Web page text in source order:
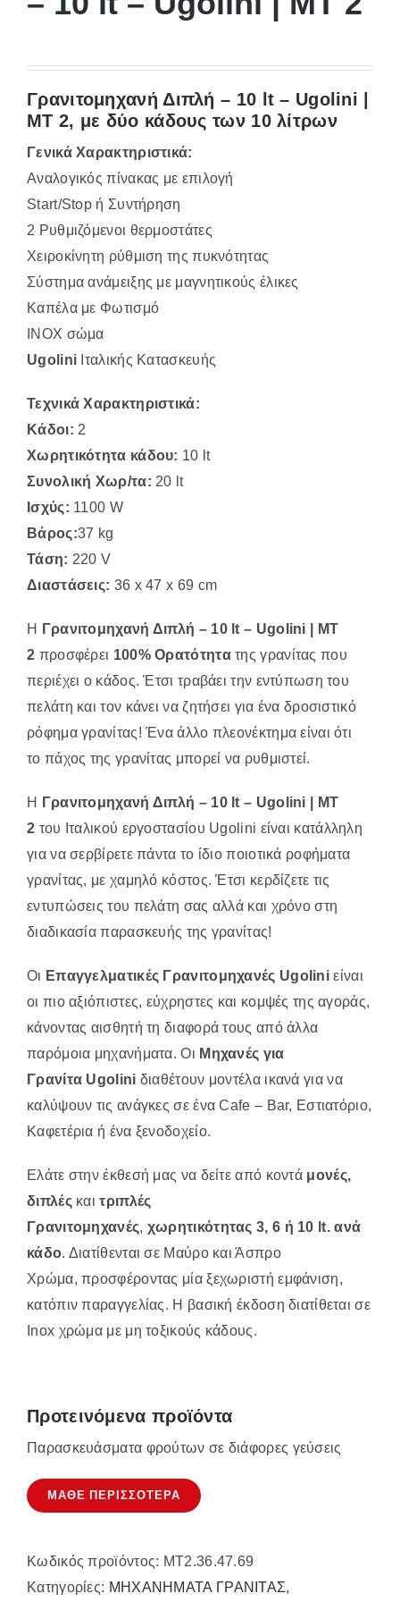
Γρανιτομηχανή Διπλή – 10 lt – Ugolini |
MΤ 2, με δύο κάδους των 10 λίτρων
Γενικά Χαρακτηριστικά:
Αναλογικός πίνακας με επιλογή
Start/Stop ή Συντήρηση
2 Ρυθμιζόμενοι θερμοστάτες
Χειροκίνητη ρύθμιση της πυκνότητας
Σύστημα ανάμειξης με μαγνητικούς έλικες
Καπέλα με Φωτισμό
ΙΝΟΧ σώμα
Ugolini Ιταλικής Κατασκευής
Τεχνικά Χαρακτηριστικά:
Κάδοι: 2
Χωρητικότητα κάδου: 10 lt
Συνολική Χωρ/τα: 20 lt
Ισχύς: 1100 W
Βάρος:37 kg
Τάση: 220 V
Διαστάσεις: 36 x 47 x 69 cm
Η
Γρανιτομηχανή Διπλή – 10 lt – Ugolini | MΤ
2 προσφέρει 100% Ορατότητατης γρανίτας που
περιέχει ο κάδος. Έτσι τραβάει την εντύπωση του
πελάτη και τον κάνει να ζητήσει για ένα δροσιστικό
ρόφημα γρανίτας! Ένα άλλο πλεονέκτημα είναι ότι
το πάχος της γρανίτας μπορεί να ρυθμιστεί.
Η
Γρανιτομηχανή Διπλή – 10 lt – Ugolini | MΤ
2 του Ιταλικού εργοστασίου Ugolini είναι κατάλληλη
για να σερβίρετε πάντα το ίδιο ποιοτικά ροφήματα
γρανίτας, με χαμηλό κόστος. Έτσι κερδίζετε τις
εντυπώσεις του πελάτη σας αλλά και χρόνο στη
διαδικασία παρασκευής της γρανίτας!
Οι Eπαγγελματικές Γρανιτομηχανές Ugolini είναι
οι πιο αξιόπιστες, εύχρηστες και κομψές της αγοράς,
κάνοντας αισθητή τη διαφορά τους από άλλα
παρόμοια μηχανήματα. Οι Μηχανές για
Γρανίτα Ugolini διαθέτουν μοντέλα ικανά για να
καλύψουν τις ανάγκες σε ένα Cafe – Bar, Εστιατόριο,
Καφετέρια ή ένα ξενοδοχείο.
Ελάτε στην έκθεσή μας να δείτε από κοντά μονές,
διπλέςκαιτριπλές
Γρανιτομηχανές, χωρητικότητας 3, 6 ή 10 lt. ανά
κάδο. Διατίθενται σε Μαύρο και Άσπρο
Χρώμα, προσφέροντας μία ξεχωριστή εμφάνιση,
κατόπιν παραγγελίας. Η βασική έκδοση διατίθεται σε
Inox χρώμα με μη τοξικούς κάδους.
Προτεινόμενα προϊόντα
Παρασκευάσματα φρούτων σε διάφορες γεύσεις
ΜΑΘΕ ΠΕΡΙΣΣΟΤΕΡΑ
Κωδικός προϊόντος: MT2.36.47.69
Κατηγορίες: ΜΗΧΑΝΗΜΑΤΑ ΓΡΑΝΙΤΑΣ,